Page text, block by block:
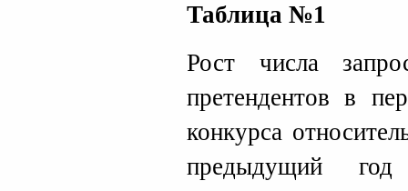
Таблица №1
Рост числа
претендентов в
конкурса
предыдущий год